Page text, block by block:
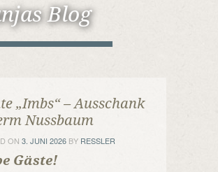
Blog
„Imbs“ – Ausschank
Nussbaum
ON 3. JUNI 2026 BY RESSLER
Gäste!